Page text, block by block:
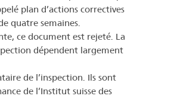
plan d’actions correctives
quatre semaines.
ce document est rejeté. La
dépendent largement
de l’inspection. Ils sont
de l’Institut suisse des